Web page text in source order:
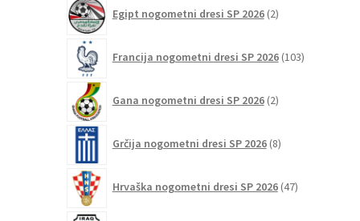
Egipt nogometni dresi SP 2026 2izdelka
Francija nogometni dresi SP 2026 103izdelki
Gana nogometni dresi SP 2026 2izdelka
Grčija nogometni dresi SP 2026 8izdelkov
Hrvaška nogometni dresi SP 2026 47izdelkov